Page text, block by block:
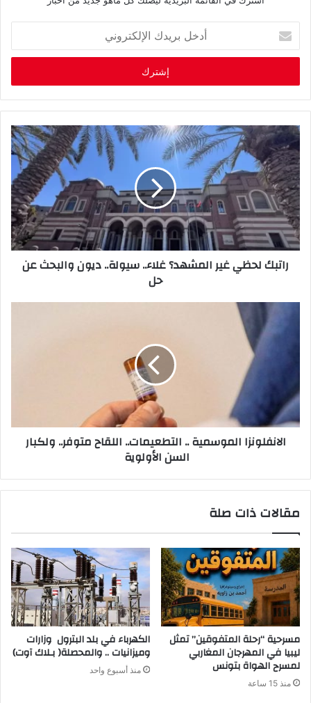
خ
ب
ر
د
ك
ا
ل
إ
ل
ك
ت
ر
‬حل
الانفلونزا‭ ‬الموسمية‭ .. ‬التطعيمات.. اللقاح متوفر.. ولكبار
السن الأولوية‭‭
مقالات ذات صلة
مسرحية “رحلة المتفوقين” تمثل
ليبيا في المهرجان المغاربي
لمسرح الهواة بتونس
منذ 15 ساعة
‬وميزانيات‭ .. ‬والمحصلة‭ )‬بـلاك‭ ‬آوت)
منذ أسبوع واحد